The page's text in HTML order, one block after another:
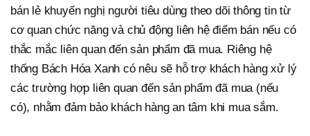
bán lẻ khuyến nghị người tiêu dùng theo dõi thông tin từ
cơ quan chức năng và chủ động liên hệ điểm bán nếu có
thắc mắc liên quan đến sản phẩm đã mua. Riêng hệ
thống Bách Hóa Xanh có nêu sẽ hỗ trợ khách hàng xử lý
các trường hợp liên quan đến sản phẩm đã mua (nếu
có), nhằm đảm bảo khách hàng an tâm khi mua sắm.